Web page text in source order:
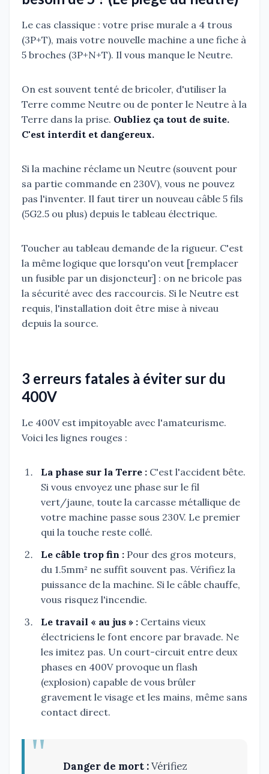
Le cas classique : votre prise murale a 4 trous
(3P+T), mais votre nouvelle machine a une fiche à
5 broches (3P+N+T). Il vous manque le Neutre.
On est souvent tenté de bricoler, d'utiliser la
Terre comme Neutre ou de ponter le Neutre à la
Terre dans la prise. Oubliez ça tout de suite.
C'est interdit et dangereux.
Si la machine réclame un Neutre (souvent pour
sa partie commande en 230V), vous ne pouvez
pas l'inventer. Il faut tirer un nouveau câble 5 fils
(5G2.5 ou plus) depuis le tableau électrique.
Toucher au tableau demande de la rigueur. C'est
la même logique que lorsqu'on veut [remplacer
un fusible par un disjoncteur] : on ne bricole pas
la sécurité avec des raccourcis. Si le Neutre est
requis, l'installation doit être mise à niveau
depuis la source.
3 erreurs fatales à éviter sur du
400V
Le 400V est impitoyable avec l'amateurisme.
Voici les lignes rouges :
La phase sur la Terre : C'est l'accident bête.
Si vous envoyez une phase sur le fil
vert/jaune, toute la carcasse métallique de
votre machine passe sous 230V. Le premier
qui la touche reste collé.
Le câble trop fin : Pour des gros moteurs,
du 1.5mm² ne suffit souvent pas. Vérifiez la
puissance de la machine. Si le câble chauffe,
vous risquez l'incendie.
Le travail « au jus » : Certains vieux
électriciens le font encore par bravade. Ne
les imitez pas. Un court-circuit entre deux
phases en 400V provoque un flash
(explosion) capable de vous brûler
gravement le visage et les mains, même sans
contact direct.
Danger de mort :Vérifiez